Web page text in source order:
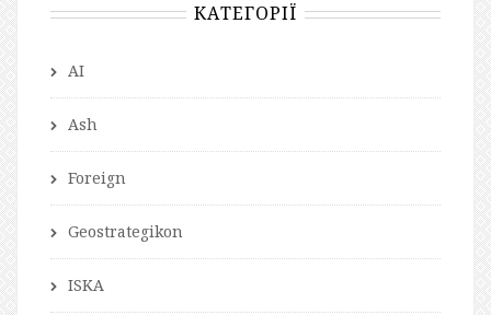
КАТЕГОРІЇ
AI
Ash
Foreign
Geostrategikon
ISKA